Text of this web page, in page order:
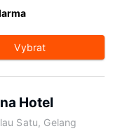
Vybrat
Hotel
Satu, Gelang